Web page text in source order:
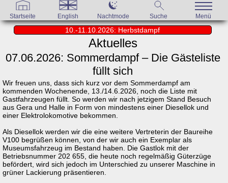
Startseite English Nachtmode Suche Menü
10.-11.10.2026: Herbstdampf
Aktuelles
07.06.2026: Sommerdampf – Die Gästeliste
füllt sich
Wir freuen uns, dass sich kurz vor dem Sommerdampf am
kommenden Wochenende, 13./14.6.2026, noch die Liste mit
Gastfahrzeugen füllt. So werden wir nach jetzigem Stand Besuch
aus Gera und Halle in Form von mindestens einer Diesellok und
einer Elektrolokomotive bekommen.
Als Diesellok werden wir die eine weitere Vertreterin der Baureihe
V100 begrüßen können, von der wir auch ein Exemplar als
Museumsfahrzeug im Bestand haben. Die Gastlok mit der
Betriebsnummer 202 655, die heute noch regelmäßig Güterzüge
befördert, wird sich jedoch im Unterschied zu unserer Maschine in
grüner Lackierung präsentieren.